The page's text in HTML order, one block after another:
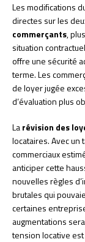
Les modifications
directes sur les
commerçants,
situation
offre une sécurité
terme. Les
de loyer jugée
d’évaluation plus
Larévision des
locataires. Avec un
commerciaux
anticiper cette
nouvelles règles
brutales qui
certaines
augmentations
tension locative